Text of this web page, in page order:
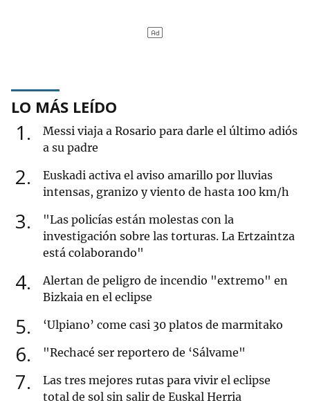
LO MÁS LEÍDO
1
Messi viaja a Rosario para darle el último adiós
a su padre
2
Euskadi activa el aviso amarillo por lluvias
intensas, granizo y viento de hasta 100 km/h
3
"Las policías están molestas con la
investigación sobre las torturas. La Ertzaintza
está colaborando"
4
Alertan de peligro de incendio "extremo" en
Bizkaia en el eclipse
5 ‘Ulpiano’ come casi 30 platos de marmitako
6 "Rechacé ser reportero de ‘Sálvame"
7
Las tres mejores rutas para vivir el eclipse
total de sol sin salir de Euskal Herria